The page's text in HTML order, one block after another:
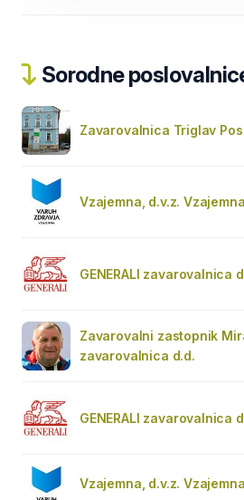
Sorodne
Zavarovalnica Triglav
Vzajemna, d.v.z.
GENERALI zavarovalnica
Zavarovalni zastopnik
zavarovalnica d.d.
GENERALI zavarovalnica
Vzajemna, d.v.z.